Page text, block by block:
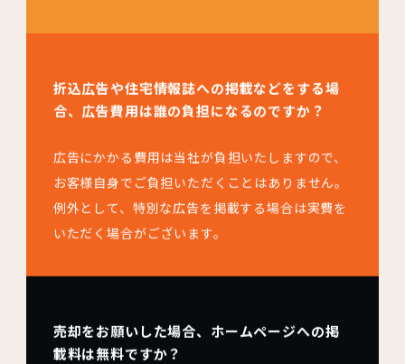
折込広告や住宅情報誌への掲載などをする場
合、広告費用は誰の負担になるのですか？
広告にかかる費用は当社が負担いたしますので、
お客様自身でご負担いただくことはありません。
例外として、特別な広告を掲載する場合は実費を
いただく場合がございます。
売却をお願いした場合、ホームページへの掲
載料は無料ですか？